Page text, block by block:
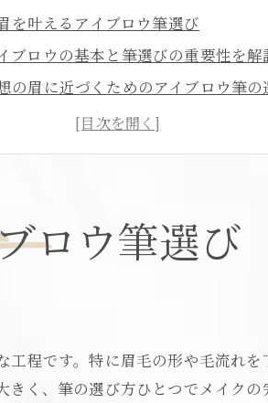
を叶えるアイブロウ筆選び
ブロウの基本と筆選びの重要性を解
の眉に近づくためのアイブロウ筆の
質や形状で変わるアイブロウの印象を
ク初心者でも安心なアイブロウ筆の
屋市西区で注目されるアイブロウ筆
ミで話題のアイブロウ筆の選定ポイ
ロウ筆選び
程です。特に眉毛の形や毛流れ
く、筆の選び方ひとつでメイクの